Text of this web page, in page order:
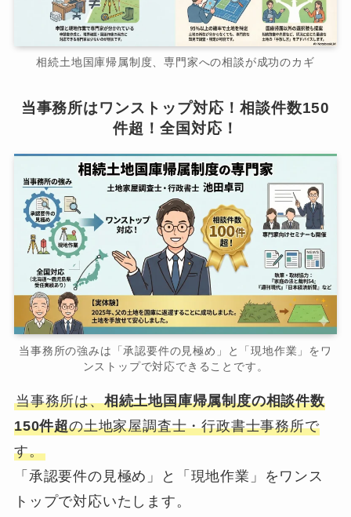
相続土地国庫帰属制度、専門家への相談が成功のカギ
当事務所はワンストップ対応！相談件数150
件超！全国対応！
当事務所の強みは「承認要件の見極め」と「現地作業」をワ
ンストップで対応できることです。
当事務所は、相続土地国庫帰属制度の相談件数
150件超の土地家屋調査士・行政書士事務所で
す。
「承認要件の見極め」と「現地作業」をワンス
トップで対応いたします。